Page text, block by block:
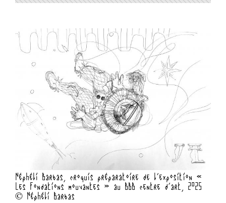
Néphéli Barbas, croquis préparatoire de l’exposition «
Les fondations mouvantes » au BBB centre d’art, 2025
© Néphéli Barbas